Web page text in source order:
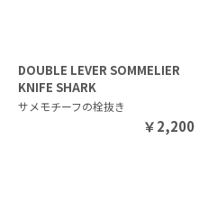
DOUBLE LEVER SOMMELIER
KNIFE SHARK
サメモチーフの栓抜き
￥2,200